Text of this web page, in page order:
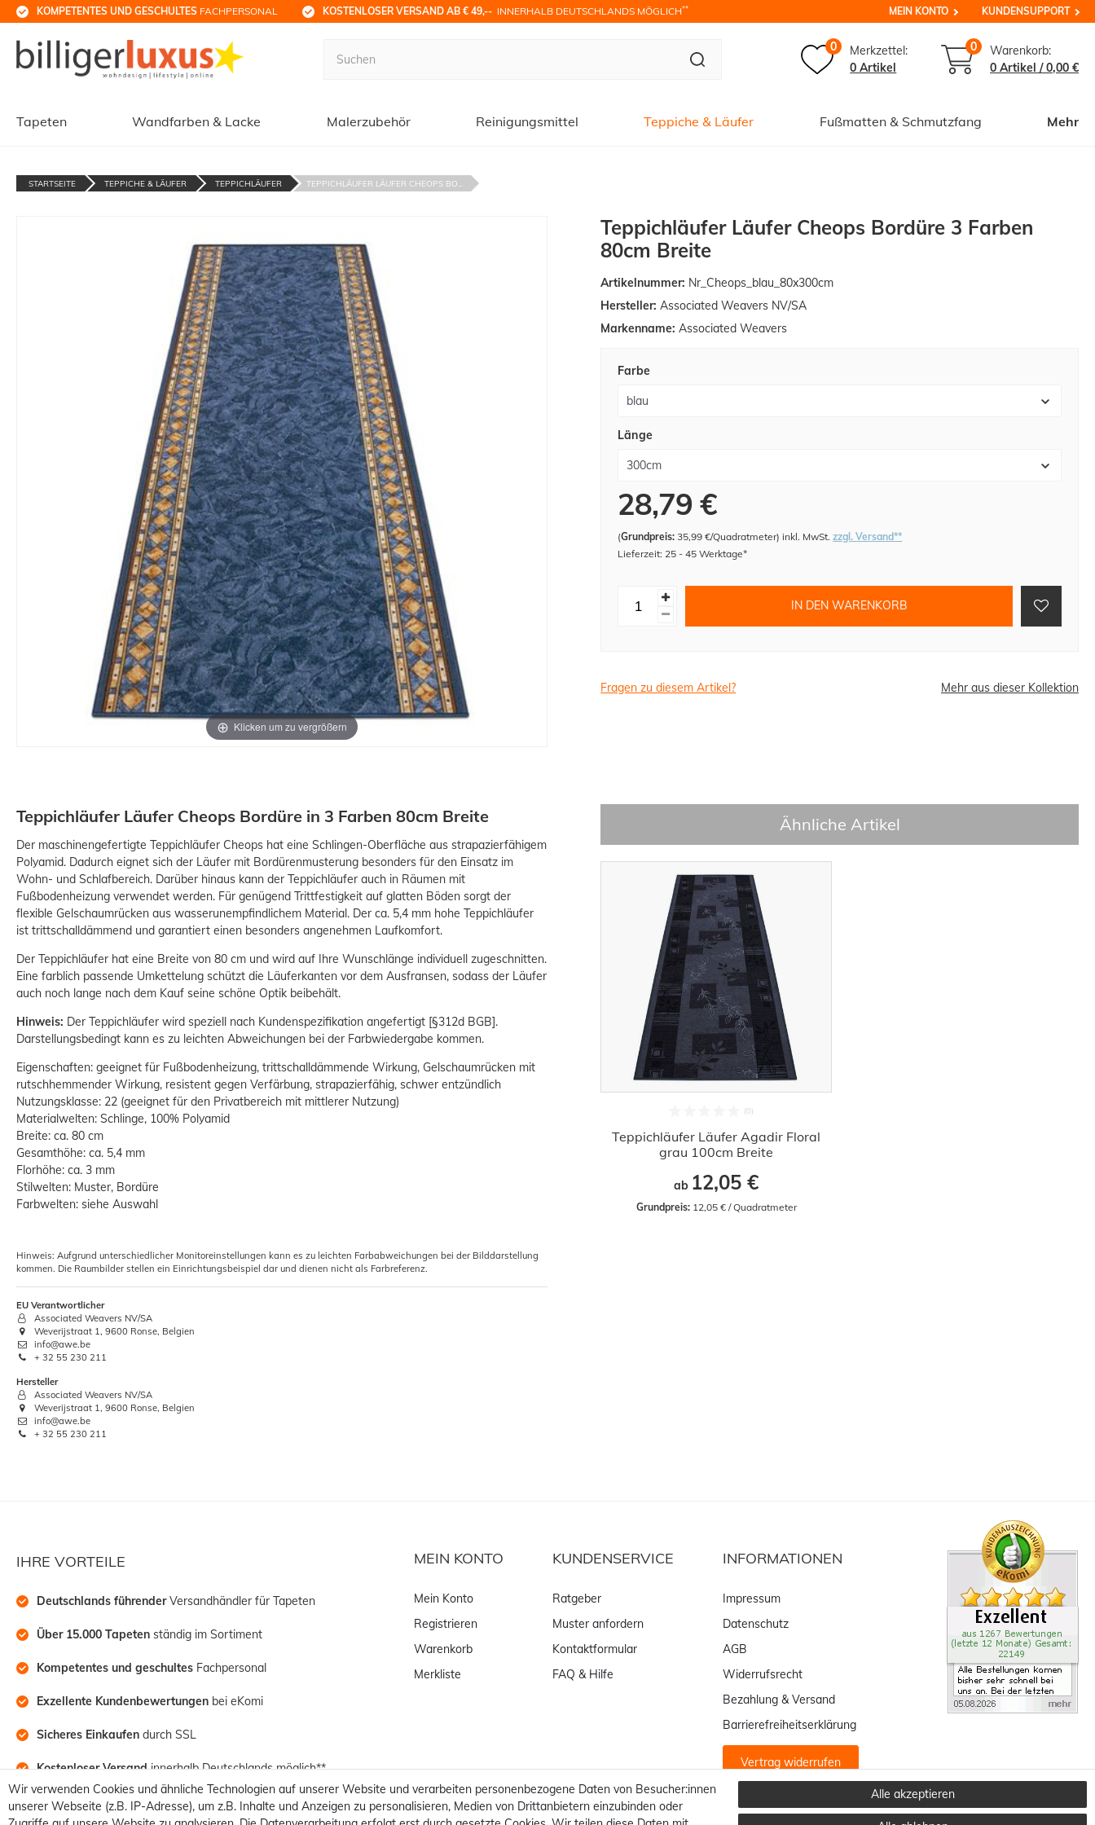
KOMPETENTES UND GESCHULTES FACHPERSONAL KOSTENLOSER VERSAND AB € 49,-- INNERHALB DEUTSCHLANDS MÖGLICH** MEIN KONTO KUNDENSUPPORT
0
Merkzettel:
0 Artikel
0
Warenkorb:
0 Artikel /0,00 €
Tapeten Wandfarben & Lacke Malerzubehör Reinigungsmittel Teppiche & Läufer Fußmatten & Schmutzfang Mehr
STARTSEITE TEPPICHE & LÄUFER TEPPICHLÄUFER TEPPICHLÄUFER LÄUFER CHEOPS BO...
Klicken um zu vergrößern
Teppichläufer Läufer Cheops Bordüre 3 Farben
80cm Breite
Artikelnummer: Nr_Cheops_blau_80x300cm
Hersteller: Associated Weavers NV/SA
Markenname: Associated Weavers
Farbe
Länge
28,79 €
(Grundpreis: 35,99 €/Quadratmeter)inkl. MwSt.zzgl. Versand**
Lieferzeit: 25 - 45 Werktage*
IN DEN WARENKORB
Fragen zu diesem Artikel? Mehr aus dieser Kollektion
Teppichläufer Läufer Cheops Bordüre in 3 Farben 80cm Breite
Der maschinengefertigte Teppichläufer Cheops hat eine Schlingen-Oberfläche aus strapazierfähigem
Polyamid. Dadurch eignet sich der Läufer mit Bordürenmusterung besonders für den Einsatz im
Wohn- und Schlafbereich. Darüber hinaus kann der Teppichläufer auch in Räumen mit
Fußbodenheizung verwendet werden. Für genügend Trittfestigkeit auf glatten Böden sorgt der
flexible Gelschaumrücken aus wasserunempfindlichem Material. Der ca. 5,4 mm hohe Teppichläufer
ist trittschalldämmend und garantiert einen besonders angenehmen Laufkomfort.
Der Teppichläufer hat eine Breite von 80 cm und wird auf Ihre Wunschlänge individuell zugeschnitten.
Eine farblich passende Umkettelung schützt die Läuferkanten vor dem Ausfransen, sodass der Läufer
auch noch lange nach dem Kauf seine schöne Optik beibehält.
Hinweis: Der Teppichläufer wird speziell nach Kundenspezifikation angefertigt [§312d BGB].
Darstellungsbedingt kann es zu leichten Abweichungen bei der Farbwiedergabe kommen.
Eigenschaften: geeignet für Fußbodenheizung, trittschalldämmende Wirkung, Gelschaumrücken mit
rutschhemmender Wirkung, resistent gegen Verfärbung, strapazierfähig, schwer entzündlich
Nutzungsklasse: 22 (geeignet für den Privatbereich mit mittlerer Nutzung)
Materialwelten: Schlinge, 100% Polyamid
Breite: ca. 80 cm
Gesamthöhe: ca. 5,4 mm
Florhöhe: ca. 3 mm
Stilwelten: Muster, Bordüre
Farbwelten: siehe Auswahl
Hinweis: Aufgrund unterschiedlicher Monitoreinstellungen kann es zu leichten Farbabweichungen bei der Bilddarstellung
kommen. Die Raumbilder stellen ein Einrichtungsbeispiel dar und dienen nicht als Farbreferenz.
EU Verantwortlicher
Associated Weavers NV/SA
Weverijstraat 1, 9600 Ronse, Belgien
info@awe.be
+ 32 55 230 211
Hersteller
Associated Weavers NV/SA
Weverijstraat 1, 9600 Ronse, Belgien
info@awe.be
+ 32 55 230 211
Ähnliche Artikel
Teppichläufer Läufer Agadir Floral
grau 100cm Breite
ab 12,05 €
Grundpreis: 12,05 € / Quadratmeter
IHRE VORTEILE
Deutschlands führender Versandhändler für Tapeten
Über 15.000 Tapeten ständig im Sortiment
Kompetentes und geschultes Fachpersonal
Exzellente Kundenbewertungen bei eKomi
Sicheres Einkaufen durch SSL
Kostenloser Versand innerhalb Deutschlands möglich**
MEIN KONTO
Mein Konto
Registrieren
Warenkorb
Merkliste
KUNDENSERVICE
Ratgeber
Muster anfordern
Kontaktformular
FAQ & Hilfe
INFORMATIONEN
Impressum
Datenschutz
AGB
Widerrufsrecht
Bezahlung & Versand
Barrierefreiheitserklärung
Vertrag widerrufen
Wir verwenden Cookies und ähnliche Technologien auf unserer Website und verarbeiten personenbezogene Daten von Besucher:innen
unserer Webseite (z.B. IP-Adresse), um z.B. Inhalte und Anzeigen zu personalisieren, Medien von Drittanbietern einzubinden oder
Alle akzeptieren